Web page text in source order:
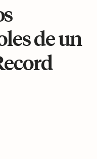
de un